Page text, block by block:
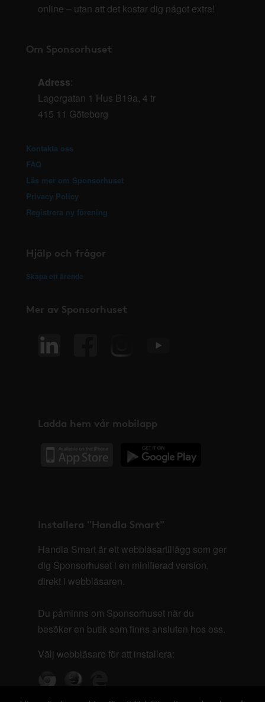
online – utan att det kostar dig något extra!
Om Sponsorhuset
Adress:
Lagergatan 1 Hus B19a, 4 tr
415 11 Göteborg
Kontakta oss
FAQ
Läs mer om Sponsorhuset
Privacy Policy
Registrera ny förening
Hjälp och frågor
Skapa ett ärende
Mer av Sponsorhuset
Ladda hem vår mobilapp
Installera "Handla Smart"
Handla Smart är ett webbläsartillägg som ger
dig Sponsorhuset i en minifierad version,
direkt i webbläsaren.
Du påminns om Sponsorhuset när du
besöker en butik som finns ansluten hos oss.
Välj webbläsare för att installera: